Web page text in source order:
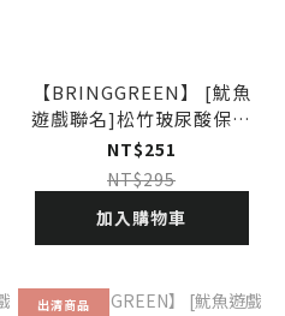
【BRINGGREEN】 [魷魚
遊戲聯名]松竹玻尿酸保濕
護唇精華 (效期27.03)
NT$251
NT$295
加入購物車
出清商品